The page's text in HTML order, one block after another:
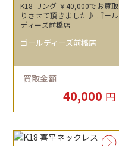
K18 リング ￥40,000でお買取
りさせて頂きました♪ ゴール
ディーズ前橋店
ゴールディーズ前橋店
買取金額
40,000 円